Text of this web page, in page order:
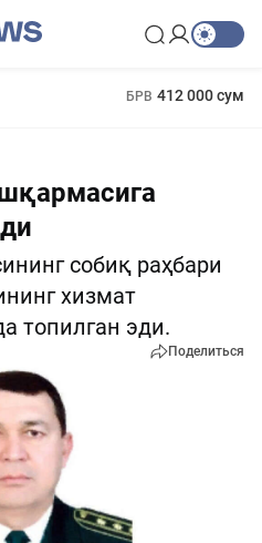
БРВ 412 000 сум
собиқ раҳбари
хизмат
топилган эди.
Поделиться